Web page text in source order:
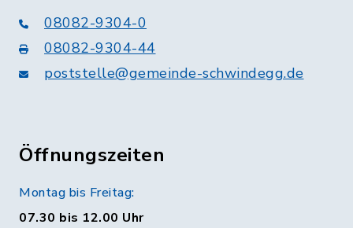
08082-9304-0
08082-9304-44
poststelle@gemeinde-schwindegg.de
Öffnungszeiten
Montag bis Freitag:
07.30 bis 12.00 Uhr